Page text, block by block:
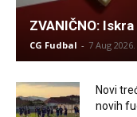
ZVANIČNO:
CG Fudbal - 7 Aug 2026.
Novi
novih